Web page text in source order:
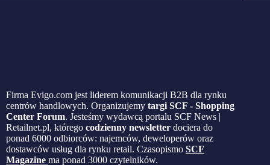
Firma Evigo.com jest liderem komunikacji B2B dla rynku
centrów handlowych. Organizujemy targi SCF - Shopping
Center Forum. Jesteśmy wydawcą portalu SCF News |
Retailnet.pl, którego codzienny newsletter dociera do
ponad 6000 odbiorców: najemców, deweloperów oraz
dostawców usług dla rynku retail. Czasopismo SCF
Magazine ma ponad 3000 czytelników.